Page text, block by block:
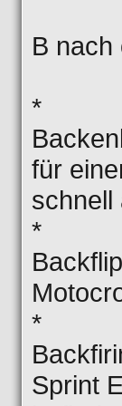
B nach
*
für
schnell
*
*
Sprint